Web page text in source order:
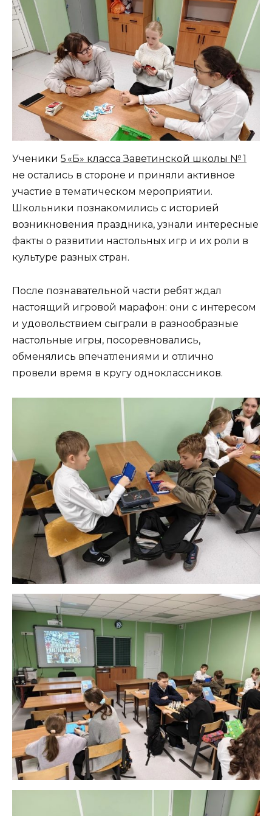
Ученики 5 «Б» класса Заветинской школы № 1
не остались в стороне и приняли активное
участие в тематическом мероприятии.
Школьники познакомились с историей
возникновения праздника, узнали интересные
факты о развитии настольных игр и их роли в
культуре разных стран.
После познавательной части ребят ждал
настоящий игровой марафон: они с интересом
и удовольствием сыграли в разнообразные
настольные игры, посоревновались,
обменялись впечатлениями и отлично
провели время в кругу одноклассников.